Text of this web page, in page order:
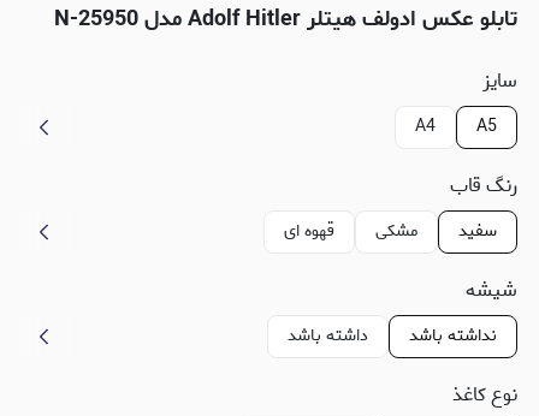
تابلو عکس ادولف هیتلر Adolf Hitler مدل N-25950
سایز
A5
A4
رنگ قاب
سفید مشکی قهوه ای
شیشه
نداشته باشد داشته باشد
نوع کاغذ